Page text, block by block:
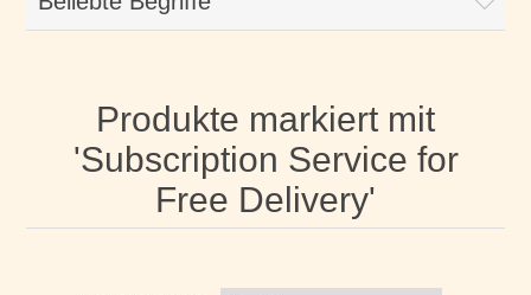
Produkte markiert mit
'Subscription Service for
Free Delivery'